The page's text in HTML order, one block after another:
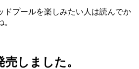
ドプールを楽しみたい人は読んでか
しました。